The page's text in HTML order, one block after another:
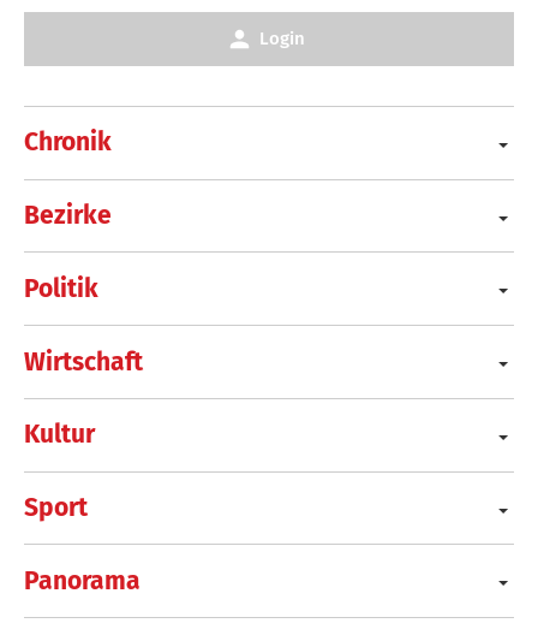
Chronik
Bezirke
Politik
Wirtschaft
Kultur
Sport
Panorama
Login